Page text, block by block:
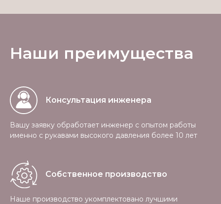
Наши преимущества
Консультация инженера
Вашу заявку обработает инженер с опытом работы
именно с рукавами высокого давления более 10 лет
Собственное производство
Наше производство укомплектовано лучшими